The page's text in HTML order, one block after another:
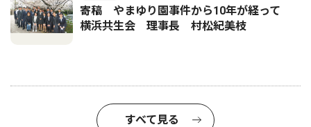
寄稿 やまゆり園事件から10年が経って
横浜共生会 理事長 村松紀美枝
すべて見る